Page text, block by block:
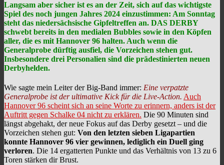
Langsam aber sicher ist es an der Zeit, sich auf das wichtigste
Spiel des noch jungen Jahres 2024 einzustimmen: Am Sonntag
steht das niedersächsische Gipfeltreffen an. DAS DERBY
schwebt bereits in den medialen Bubbles sowie in den Köpfen
aller, die es mit Hannover 96 halten. Auch wenn die
Generalprobe dürftig ausfiel, die Vorzeichen stehen gut.
Insbesondere drei Personalien sind die prädestinierten neuen
Derbyhelden.
Wie sagte mein Leiter der Big-Band immer: Eine verpatzte
Generalprobe ist der ultimative Kick für die Live-Action. Auch
Hannover 96 scheint sich an seine Worte zu erinnern, anders ist der
Auftritt gegen Schalke 04 nicht zu erklären. Die 90 Minuten sind
längst abgehakt, der neue Fokus auf das Derby gesetzt – und die
Vorzeichen stehen gut: Von den letzten sieben Ligapartien
konnte Hannover 96 vier gewinnen, lediglich ein Duell ging
verloren. Die 14 ergatterten Punkte und das Verhältnis von 13 zu 6
Toren stärken dir Brust.